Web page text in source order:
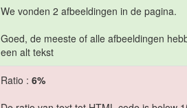
We vonden 2 afbeeldingen in de pagina.
Goed, de meeste of alle afbeeldingen
een alt tekst
Ratio : 6%